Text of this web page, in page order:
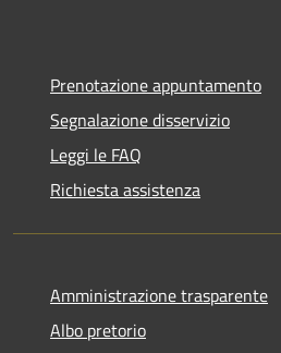
Prenotazione appuntamento
Segnalazione disservizio
Leggi le FAQ
Richiesta assistenza
Amministrazione trasparente
Albo pretorio